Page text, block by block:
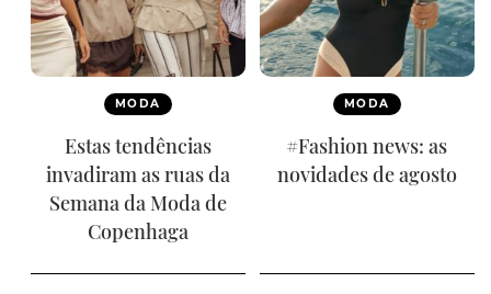
MODA
Estas tendências
invadiram as ruas da
Semana da Moda de
Copenhaga
MODA
#Fashion news: as
novidades de agosto